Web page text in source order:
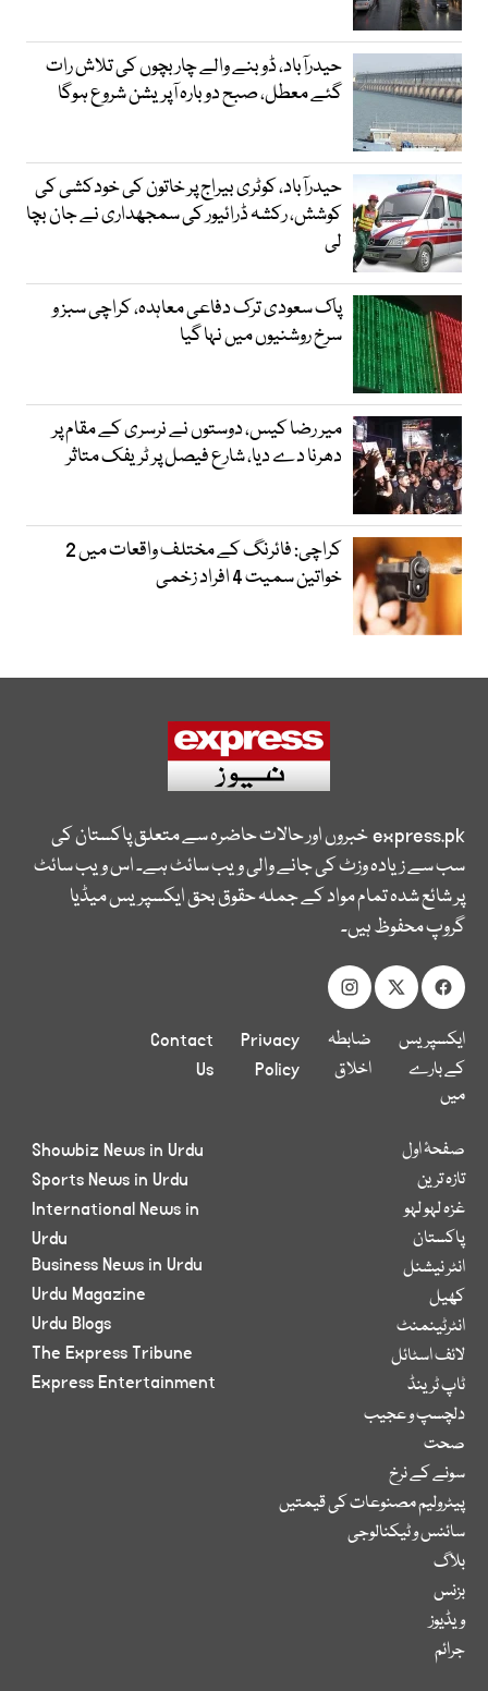
حیدرآباد، ڈوبنے والے چار بچوں کی تلاش رات
گئے معطل، صبح دوبارہ آپریشن شروع ہوگا
حیدرآباد، کوٹری بیراج پر خاتون کی خودکشی کی
کوشش، رکشہ ڈرائیور کی سمجھداری نے جان بچا
لی
پاک سعودی ترک دفاعی معاہدہ، کراچی سبز و
سرخ روشنیوں میں نہا گیا
میر رضا کیس، دوستوں نے نرسری کے مقام پر
دھرنا دے دیا، شارع فیصل پر ٹریفک متاثر
کراچی: فائرنگ کے مختلف واقعات میں 2
خواتین سمیت 4 افراد زخمی
express.pkخبروں اور حالات حاضرہ سے متعلق پاکستان کی
سب سے زیادہ وزٹ کی جانے والی ویب سائٹ ہے۔ اس ویب سائٹ
پر شائع شدہ تمام مواد کے جملہ حقوق بحق ایکسپریس میڈیا
گروپ محفوظ ہیں۔
ایکسپریس
کے بارے
میں
ضابطہ
اخلاق
Privacy
Policy
Contact
Us
صفحۂ اول
تازہ ترین
غزہ لہو لہو
پاکستان
انٹر نیشنل
کھیل
انٹرٹینمنٹ
لائف اسٹائل
ٹاپ ٹرینڈ
دلچسپ و عجیب
صحت
سونے کے نرخ
پیٹرولیم مصنوعات کی قیمتیں
سائنس و ٹیکنالوجی
بلاگ
بزنس
ویڈیوز
جرائم
Showbiz News in Urdu
Sports News in Urdu
International News in
Urdu
Business News in Urdu
Urdu Magazine
Urdu Blogs
The Express Tribune
Express Entertainment